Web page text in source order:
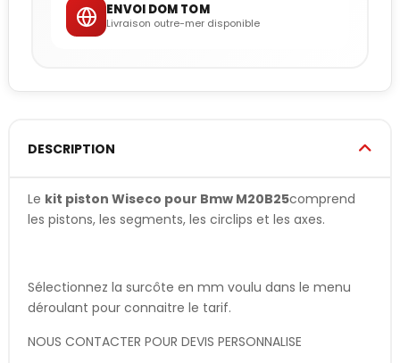
ENVOI DOM TOM
Livraison outre-mer disponible
DESCRIPTION
Le kit piston Wiseco pour Bmw M20B25comprend
les pistons, les segments, les circlips et les axes.
Sélectionnez la surcôte en mm voulu dans le menu
déroulant pour connaitre le tarif.
NOUS CONTACTER POUR DEVIS PERSONNALISE